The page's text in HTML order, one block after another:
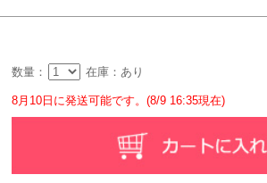
数量： 在庫：あり
8月10日に発送可能です。(8/9 16:35現在)